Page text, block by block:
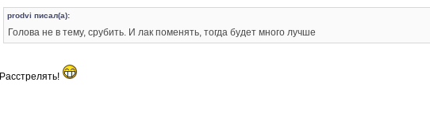
prodvi писал(а):
Голова не в тему, срубить. И лак поменять, тогда будет много лучше
Расстрелять!